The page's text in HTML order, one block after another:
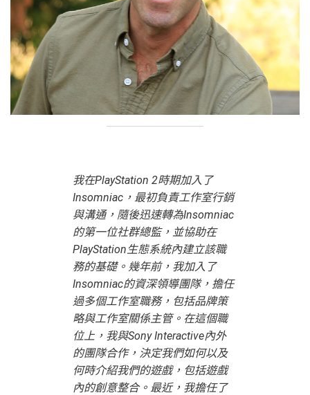
我在PlayStation 2時期加入了
Insomniac，最初負責工作室行銷
與溝通，隨後迅速轉為Insomniac
的第一位社群總監，並協助在
PlayStation生態系統內建立該職
務的基礎。幾年前，我加入了
Insomniac的資深領導團隊，擔任
過多個工作室職務，包括品牌策
略與工作室關係主管。在這個職
位上，我與Sony Interactive內外
的團隊合作，決定我們如何以及
何時介紹我們的遊戲，包括遊戲
內的創意整合。最近，我擔任了